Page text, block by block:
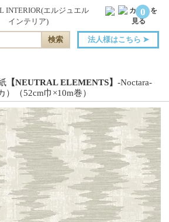
0
法人様はこちら ➤
【NEUTRAL ELEMENTS】 -Noctara-
（52cm巾×10m巻）